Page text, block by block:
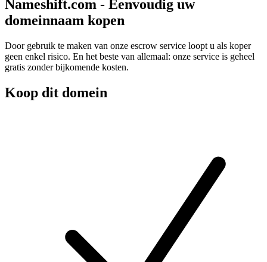
Nameshift.com - Eenvoudig uw
domeinnaam kopen
Door gebruik te maken van onze escrow service loopt u als koper
geen enkel risico. En het beste van allemaal: onze service is geheel
gratis zonder bijkomende kosten.
Koop dit domein